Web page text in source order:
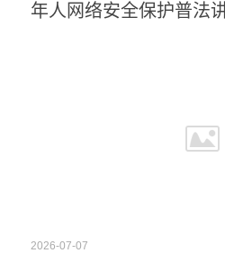
年人网络安全保护普法
2026-07-07